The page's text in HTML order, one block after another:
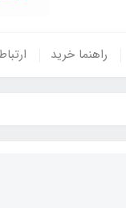
راهنما خرید